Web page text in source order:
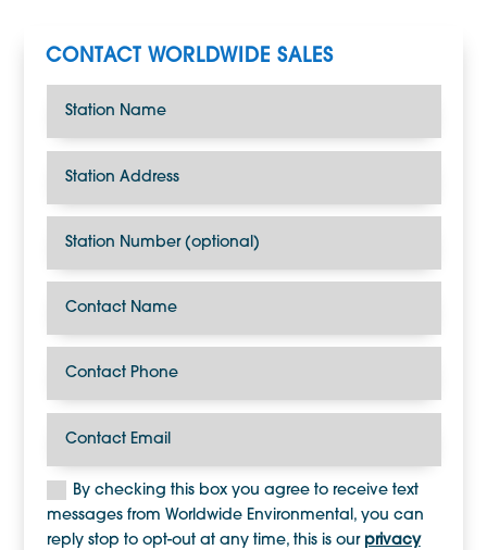
CONTACT WORLDWIDE SALES
By checking this box you agree to receive text
messages from Worldwide Environmental, you can
reply stop to opt-out at any time, this is our privacy